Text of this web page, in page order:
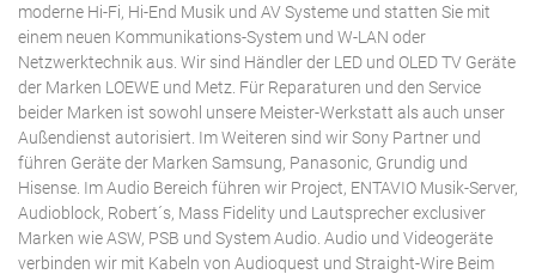
moderne Hi-Fi, Hi-End Musik und AV Systeme und statten Sie mit
einem neuen Kommunikations-System und W-LAN oder
Netzwerktechnik aus. Wir sind Händler der LED und OLED TV Geräte
der Marken LOEWE und Metz. Für Reparaturen und den Service
beider Marken ist sowohl unsere Meister-Werkstatt als auch unser
Außendienst autorisiert. Im Weiteren sind wir Sony Partner und
führen Geräte der Marken Samsung, Panasonic, Grundig und
Hisense. Im Audio Bereich führen wir Project, ENTAVIO Musik-Server,
Audioblock, Robert´s, Mass Fidelity und Lautsprecher exclusiver
Marken wie ASW, PSB und System Audio. Audio und Videogeräte
verbinden wir mit Kabeln von Audioquest und Straight-Wire Beim